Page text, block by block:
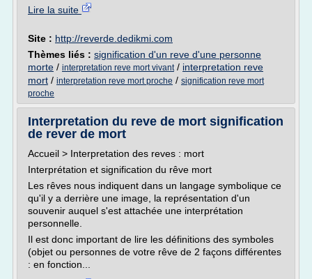
Lire la suite
Site : http://reverde.dedikmi.com
Thèmes liés : signification d'un reve d'une personne
morte / interpretation reve mort vivant/ interpretation reve
mort / interpretation reve mort proche / signification reve mort
proche
Interpretation du reve de mort signification
de rever de mort
Accueil > Interpretation des reves : mort
Interprétation et signification du rêve mort
Les rêves nous indiquent dans un langage symbolique ce
qu'il y a derrière une image, la représentation d'un
souvenir auquel s'est attachée une interprétation
personnelle.
Il est donc important de lire les définitions des symboles
(objet ou personnes de votre rêve de 2 façons différentes
: en fonction...